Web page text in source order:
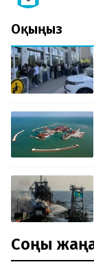
Оқыңыз
Соңғы